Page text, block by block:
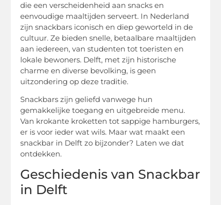
die een verscheidenheid aan snacks en
eenvoudige maaltijden serveert. In Nederland
zijn snackbars iconisch en diep geworteld in de
cultuur. Ze bieden snelle, betaalbare maaltijden
aan iedereen, van studenten tot toeristen en
lokale bewoners. Delft, met zijn historische
charme en diverse bevolking, is geen
uitzondering op deze traditie.
Snackbars zijn geliefd vanwege hun
gemakkelijke toegang en uitgebreide menu.
Van krokante kroketten tot sappige hamburgers,
er is voor ieder wat wils. Maar wat maakt een
snackbar in Delft zo bijzonder? Laten we dat
ontdekken.
Geschiedenis van Snackbar
in Delft